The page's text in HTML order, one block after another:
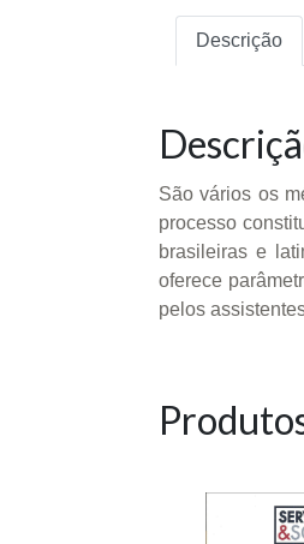
Descrição
São vários os
processo
brasileiras e
oferece
pelos